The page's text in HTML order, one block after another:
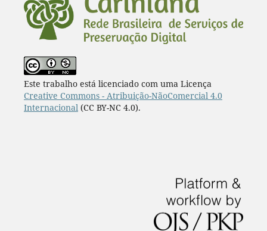
Este trabalho está licenciado com uma Licença
Creative Commons - Atribuição-NãoComercial 4.0
Internacional (CC BY-NC 4.0).